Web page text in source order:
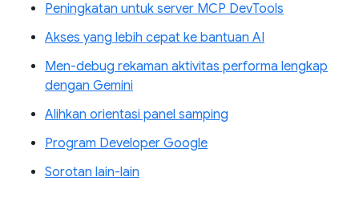
Peningkatan untuk server MCP DevTools
Akses yang lebih cepat ke bantuan AI
Men-debug rekaman aktivitas performa lengkap
dengan Gemini
Alihkan orientasi panel samping
Program Developer Google
Sorotan lain-lain